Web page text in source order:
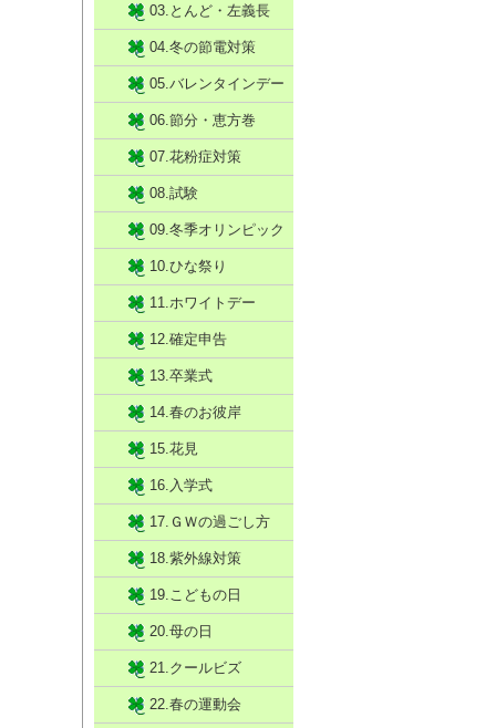
03.とんど・左義長
04.冬の節電対策
05.バレンタインデー
06.節分・恵方巻
07.花粉症対策
08.試験
09.冬季オリンピック
10.ひな祭り
11.ホワイトデー
12.確定申告
13.卒業式
14.春のお彼岸
15.花見
16.入学式
17.ＧＷの過ごし方
18.紫外線対策
19.こどもの日
20.母の日
21.クールビズ
22.春の運動会